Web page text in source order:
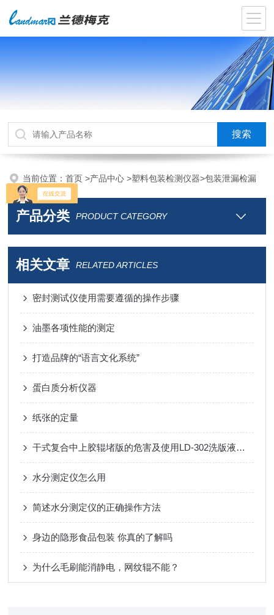
当前位置：首页>产品中心>塑料包装检测仪器>包装泄漏检漏
产品分类 PRODUCT CATEGORY
相关文章 RELATED ARTICLES
密封测试仪使用需要遵循的操作步骤
油墨各项性能的测定
打造品牌的“语言文化系统”
蛋白质分析仪器
纸张的定量
干式复合中上胶辊堵版的危害及使用LD-302洗版液的好处
水分测定仪怎么用
简述水分测定仪的正确操作方法
身边的隐形食品包装 你真的了解吗
为什么毛刷能消静电，网纹辊不能？